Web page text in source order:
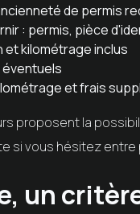
de permis
: permis, pièce
et kilométrage inclus
éventuels
et frais
proposent la
si vous hésitez
un